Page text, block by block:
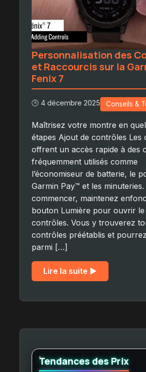
Personnalisation des
et Raccourcis sur la
Fenix 7
🕒 4 décembre 2025 Conseils &
Maîtrisez votre montre en
étapes Ajout de contrôles Les
offrent un accès rapide à des
fréquemment utilisés comme
l’économiseur de batterie, le
Garmin Pay™ et les
commencer, maintenez
bouton Lumière pour ouvrir le
contrôles. Vous y trouverez
contrôles préétablis et
parmi […]
Lire la suite ▶︎
Tendances des Prix